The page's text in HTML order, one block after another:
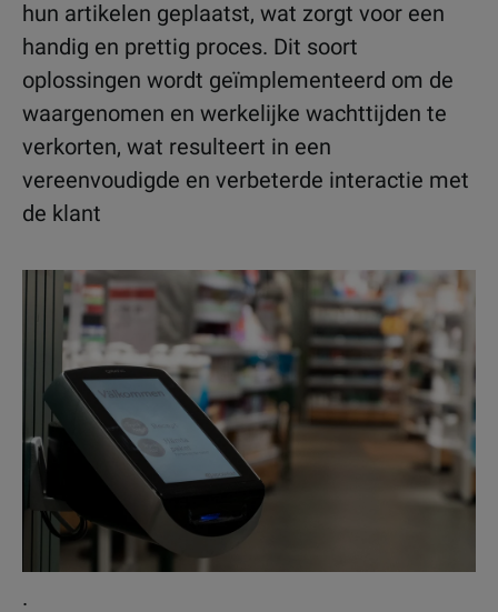
hun artikelen geplaatst, wat zorgt voor een
handig en prettig proces. Dit soort
oplossingen wordt geïmplementeerd om de
waargenomen en werkelijke wachttijden te
verkorten, wat resulteert in een
vereenvoudigde en verbeterde interactie met
de klant
.